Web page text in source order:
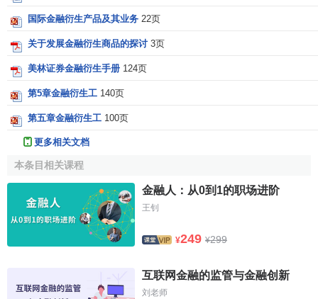
1.货币互换又称货币掉期，是指为降低
交易。早期的“平行贷款”、“背对背贷款
但是 “平行贷款”、“背对背贷款”仍然属于贷款行为，在
上将产生新的资产和负债。而货币互换作为一项资产负
债表外业务
到同样的目的。
2.利率互换又称利率掉期，是指债务人根据
势，将其自身的浮动利率
定利率债务转换成浮动利率债务的操作。
国际金融衍生产品及其业务 22页
关于发展金融衍生商品的探讨 3页
美林证券金融衍生手册 124页
第5章金融衍生工 140页
第五章金融衍生工 100页
更多相关文档
本条目相关课程
金融人：从0到1的职场进阶
王钊
¥249 ¥299
互联网金融的监管与金融创新
刘老师